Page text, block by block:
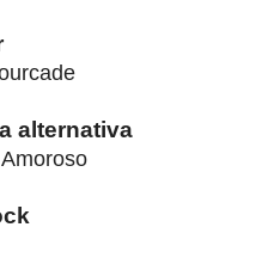
alternativa
Amoroso